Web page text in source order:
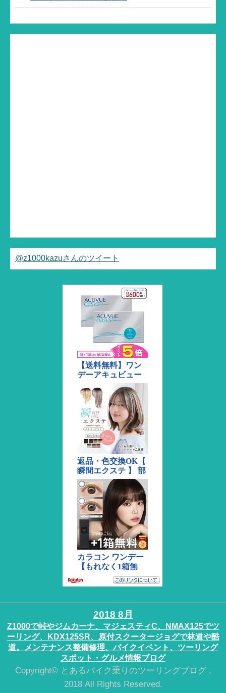
@z1000kazuさんのツイート
2018 8月
Z1000で峠やジムカーナ、マジェスティC、NMAX125でツ
ーリング、KDX125SR、原付スクータージョグで林道や酷
道。メンテナンス整備修理、バイクイベント、ツーリング
スポット・グルメ情報ブログ
Copyright© とあるバイク乗りのツーリングブログ ,
2018 All Rights Reserved.